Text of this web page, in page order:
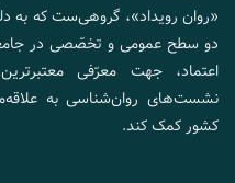
«روان رویداد»، گروهی‌ست که به
دو سطح عمومی و تخصّصی در
اعتماد، جهت معرّفی
نشست‌های روان‌شناسی به
کشور کمک کند.